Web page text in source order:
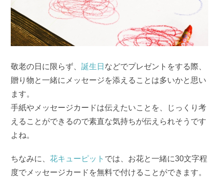
敬老の日に限らず、誕生日 などでプレゼントをする際、
贈り物と一緒にメッセージを添えることは多いかと思い
ます。
手紙やメッセージカードは伝えたいことを、じっくり考
えることができるので素直な気持ちが伝えられそうです
よね。
ちなみに、花キューピット では、お花と一緒に30文字程
度でメッセージカードを無料で付けることができます。